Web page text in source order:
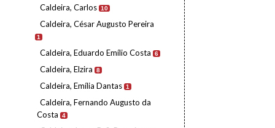
Caldeira, Carlos 10
Caldeira, César Augusto Pereira
1
Caldeira, Eduardo Emílio Costa 6
Caldeira, Elzira 8
Caldeira, Emília Dantas 1
Caldeira, Fernando Augusto da
Costa
4